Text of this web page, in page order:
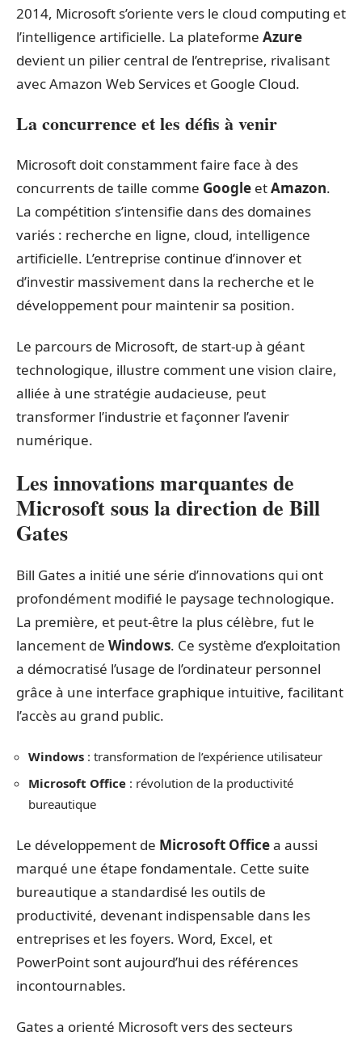
2014, Microsoft s’oriente vers le cloud computing et
l’intelligence artificielle. La plateforme Azure
devient un pilier central de l’entreprise, rivalisant
avec Amazon Web Services et Google Cloud.
La concurrence et les défis à venir
Microsoft doit constamment faire face à des
concurrents de taille comme Google etAmazon.
La compétition s’intensifie dans des domaines
variés : recherche en ligne, cloud, intelligence
artificielle. L’entreprise continue d’innover et
d’investir massivement dans la recherche et le
développement pour maintenir sa position.
Le parcours de Microsoft, de start-up à géant
technologique, illustre comment une vision claire,
alliée à une stratégie audacieuse, peut
transformer l’industrie et façonner l’avenir
numérique.
Les innovations marquantes de
Microsoft sous la direction de Bill
Gates
Bill Gates a initié une série d’innovations qui ont
profondément modifié le paysage technologique.
La première, et peut-être la plus célèbre, fut le
lancement de Windows. Ce système d’exploitation
a démocratisé l’usage de l’ordinateur personnel
grâce à une interface graphique intuitive, facilitant
l’accès au grand public.
Windows : transformation de l’expérience utilisateur
Microsoft Office : révolution de la productivité
bureautique
Le développement de Microsoft Officea aussi
marqué une étape fondamentale. Cette suite
bureautique a standardisé les outils de
productivité, devenant indispensable dans les
entreprises et les foyers. Word, Excel, et
PowerPoint sont aujourd’hui des références
incontournables.
Gates a orienté Microsoft vers des secteurs